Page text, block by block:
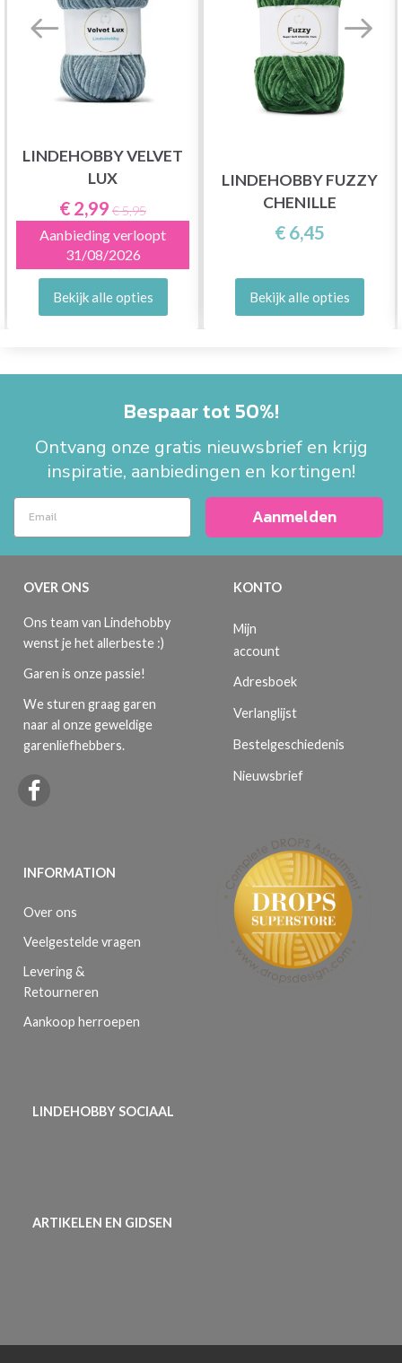
LINDEHOBBY VELVET
LUX
€ 2,99 € 5,95
Aanbieding verloopt
31/08/2026
Bekijk alle opties
LINDEHOBBY FUZZY
CHENILLE
€ 6,45
Bekijk alle opties
Bespaar tot 50%!
Ontvang onze gratis nieuwsbrief en krijg
inspiratie, aanbiedingen en kortingen!
Aanmelden
OVER ONS
Ons team van Lindehobby
wenst je het allerbeste :)
Garen is onze passie!
We sturen graag garen
naar al onze geweldige
garenliefhebbers.
INFORMATION
Over ons
Veelgestelde vragen
Levering &
Retourneren
Aankoop herroepen
KONTO
Mijn
account
Adresboek
Verlanglijst
Bestelgeschiedenis
Nieuwsbrief
LINDEHOBBY SOCIAAL
ARTIKELEN EN GIDSEN